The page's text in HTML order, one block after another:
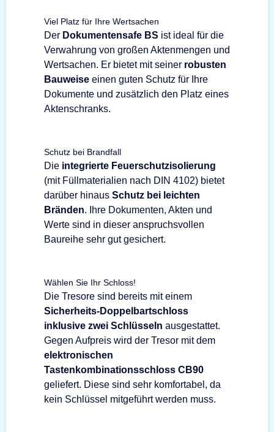
Viel Platz für Ihre Wertsachen
Der Dokumentensafe BS ist ideal für die
Verwahrung von großen Aktenmengen und
Wertsachen. Er bietet mit seiner robusten
Bauweise einen guten Schutz für Ihre
Dokumente und zusätzlich den Platz eines
Aktenschranks.
Schutz bei Brandfall
Die integrierte Feuerschutzisolierung
(mit Füllmaterialien nach DIN 4102) bietet
darüber hinaus Schutz bei leichten
Bränden. Ihre Dokumenten, Akten und
Werte sind in dieser anspruchsvollen
Baureihe sehr gut gesichert.
Wählen Sie Ihr Schloss!
Die Tresore sind bereits mit einem
Sicherheits-Doppelbartschloss
inklusive zwei Schlüsseln ausgestattet.
Gegen Aufpreis wird der Tresor mit dem
elektronischen
Tastenkombinationsschloss CB90
geliefert. Diese sind sehr komfortabel, da
kein Schlüssel mitgeführt werden muss.